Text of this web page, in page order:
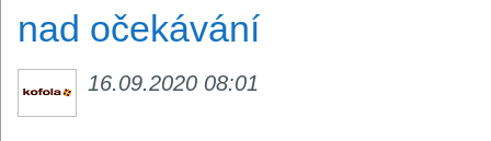
nad očekávání
16.09.2020 08:01